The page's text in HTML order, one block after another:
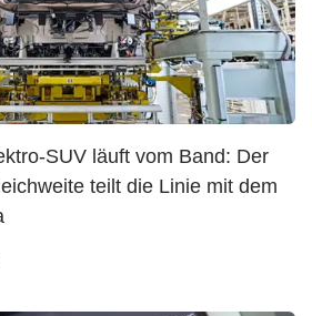
SUV läuft vom Band: Der
teilt die Linie mit dem